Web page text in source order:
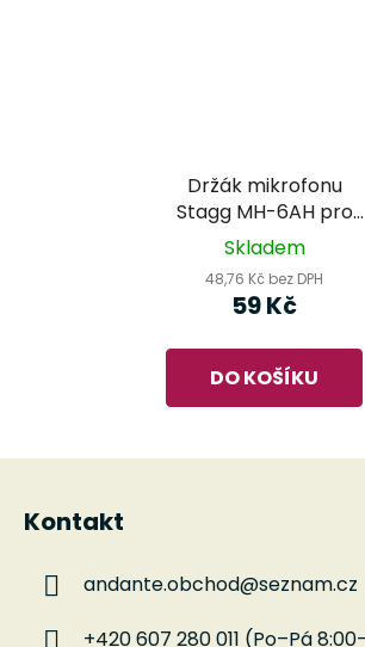
Držák mikrofonu
Stagg MH-6AH pro
průměr 23-29 mm
Skladem
48,76 Kč bez DPH
59 Kč
DO KOŠÍKU
Kontakt
andante.obchod@seznam.cz
+420 607 280 011 (Po–Pá